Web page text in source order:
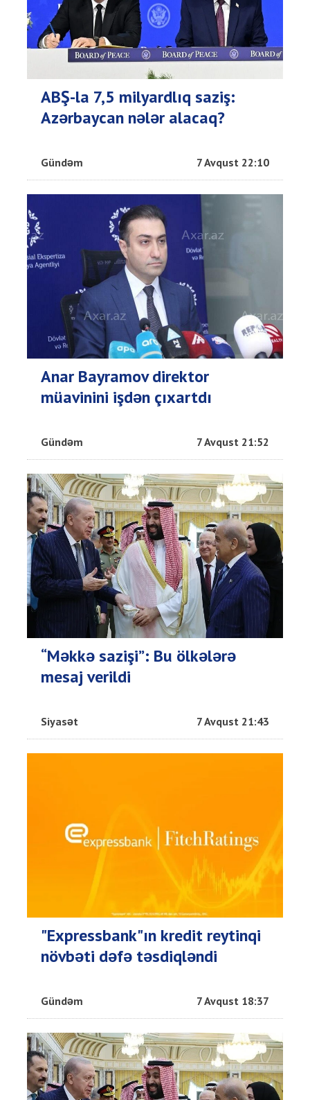
ABŞ-la 7,5 milyardlıq saziş:
Azərbaycan nələr alacaq?
Gündəm 7 Avqust 22:10
Anar Bayramov direktor
müavinini işdən çıxartdı
Gündəm 7 Avqust 21:52
“Məkkə sazişi”: Bu ölkələrə
mesaj verildi
Siyasət 7 Avqust 21:43
"Expressbank"ın kredit reytinqi
növbəti dəfə təsdiqləndi
Gündəm 7 Avqust 18:37